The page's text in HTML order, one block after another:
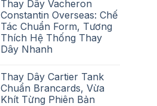
Thay Dây Vacheron
Constantin Overseas: Chế
Tác Chuẩn Form, Tương
Thích Hệ Thống Thay
Dây Nhanh
Thay Dây Cartier Tank
Chuẩn Brancards, Vừa
Khít Từng Phiên Bản